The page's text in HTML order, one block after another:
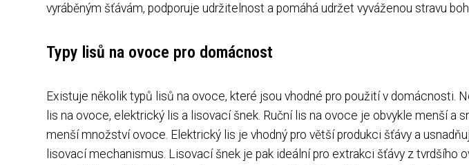
vyráběným šťávám, podporuje udržitelnost a pomáhá udržet vyváženou stravu
Typy lisů na ovoce pro domácnost
Existuje několik typů lisů na ovoce, které jsou vhodné pro použití v domácnosti.
lis na ovoce, elektrický lis a lisovací šnek. Ruční lis na ovoce je obvykle menší a
menší množství ovoce. Elektrický lis je vhodný pro větší produkci šťávy a
lisovací mechanismus. Lisovací šnek je pak ideální pro extrakci šťávy z tvrdšího